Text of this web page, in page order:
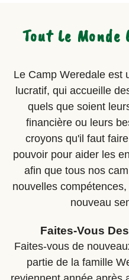
Tout Le Monde
Le Camp Weredale est
lucratif, qui accueille
quels que soient
financière ou leurs
croyons qu'il faut
pouvoir pour aider les
afin que tous nos
nouvelles
nouveau
Faites-Vous
Faites-vous de
partie de la famille